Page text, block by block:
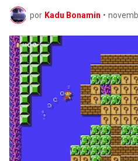
por Kadu Bonamin •